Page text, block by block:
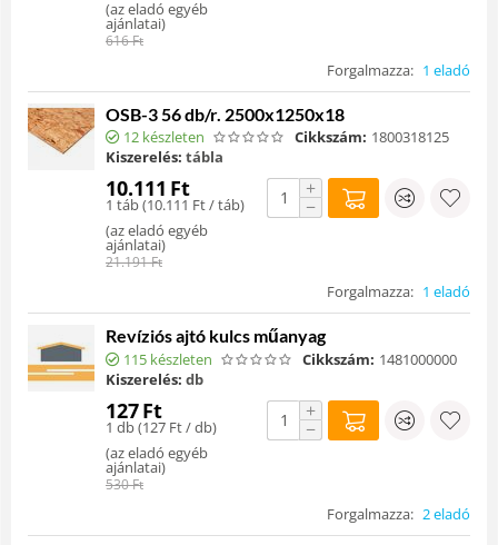
(az eladó egyéb
ajánlatai)
616Ft
Forgalmazza: 1 eladó
OSB-3 56 db/r. 2500x1250x18
12 készleten Cikkszám: 1800318125
Kiszerelés: tábla
10.111 Ft
1 táb (10.111 Ft/ táb)
(az eladó egyéb
ajánlatai)
21.191Ft
+
−
Forgalmazza: 1 eladó
Revíziós ajtó kulcs műanyag
115 készleten Cikkszám: 1481000000
Kiszerelés: db
127Ft
1 db (127 Ft/ db)
(az eladó egyéb
ajánlatai)
530Ft
+
−
Forgalmazza: 2 eladó